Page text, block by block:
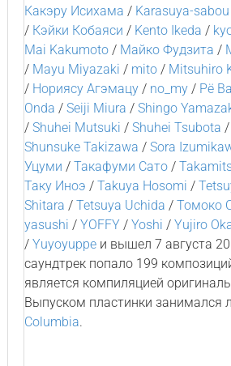
Какэру Исихама / Karasuya-sabou
/ Кэйки Кобаяси / Kento Ikeda /
Mai Kakumoto/ Майко Фудзита /
/ Mayu Miyazaki / mito/ Mitsuhiro
/ Нориясу Агэмацу/ no_my/ Рё
Onda / Seiji Miura / Shingo
/ Shuhei Mutsuki / Shuhei Tsubota /
Shunsuke Takizawa / Sora
Уцуми / Такафуми Сато/
Таку Иноэ / Takuya Hosomi /
Shitara / Tetsuya Uchida / Томоко
yasushi / YOFFY / Yoshi / Yujiro
/ Yuyoyuppeи вышел 7 августа
саундтрек попало 199
является компиляцией
Выпуском пластинки занимался
Columbia.